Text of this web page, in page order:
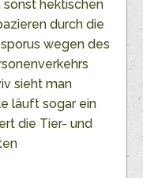
hektischen
durch die
wegen des
sieht man
läuft sogar ein
die Tier- und